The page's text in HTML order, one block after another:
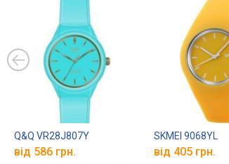
Q&Q VR28J807Y
від 586 грн.
SKMEI 9068YL
від 405 грн.